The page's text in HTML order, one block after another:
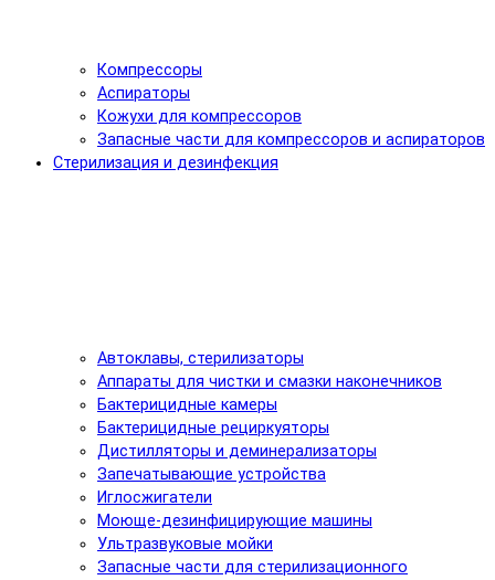
Компрессоры
Аспираторы
Кожухи для компрессоров
Запасные части для компрессоров и аспираторов
Стерилизация и дезинфекция
Автоклавы, стерилизаторы
Аппараты для чистки и смазки наконечников
Бактерицидные камеры
Бактерицидные рециркуяторы
Дистилляторы и деминерализаторы
Запечатывающие устройства
Иглосжигатели
Моюще-дезинфицирующие машины
Ультразвуковые мойки
Запасные части для стерилизационного